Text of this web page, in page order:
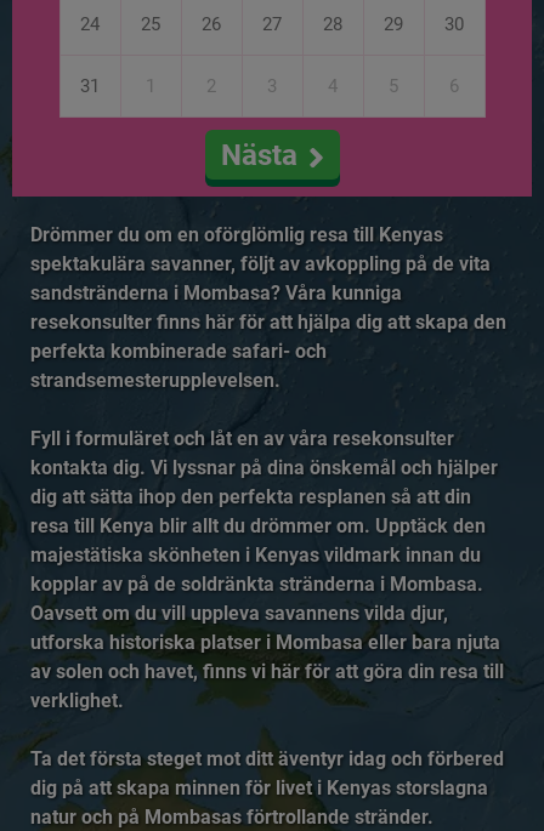
24 25 26 27 28 29 30
31 1 2 3 4 5 6
Nästa
Drömmer du om en oförglömlig resa till Kenyas
spektakulära savanner, följt av avkoppling på de vita
sandstränderna i Mombasa? Våra kunniga
resekonsulter finns här för att hjälpa dig att skapa den
perfekta kombinerade safari- och
strandsemesterupplevelsen.
Fyll i formuläret och låt en av våra resekonsulter
kontakta dig. Vi lyssnar på dina önskemål och hjälper
dig att sätta ihop den perfekta resplanen så att din
resa till Kenya blir allt du drömmer om. Upptäck den
majestätiska skönheten i Kenyas vildmark innan du
kopplar av på de soldränkta stränderna i Mombasa.
Oavsett om du vill uppleva savannens vilda djur,
utforska historiska platser i Mombasa eller bara njuta
av solen och havet, finns vi här för att göra din resa till
verklighet.
Ta det första steget mot ditt äventyr idag och förbered
dig på att skapa minnen för livet i Kenyas storslagna
natur och på Mombasas förtrollande stränder.